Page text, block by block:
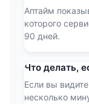
Аптайм
которого
90 дней.
Что делать,
Если вы
несколько